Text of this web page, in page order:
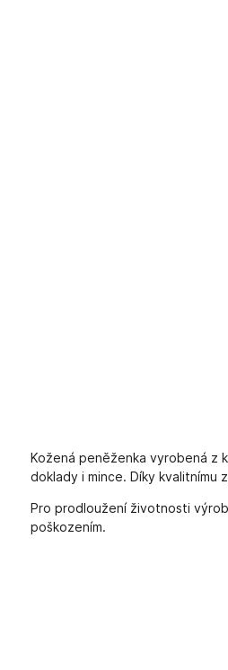
Kožená peněženka vyrobená z
doklady i mince. Díky kvalitnímu
Pro prodloužení životnosti
poškozením.